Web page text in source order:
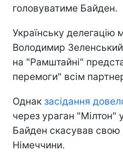
головуватиме Байден.
Українську делегацію
Володимир
на "Рамштайні"
перемоги" всім
Однак засідання
через ураган
Байден скасував свою
Німеччини.